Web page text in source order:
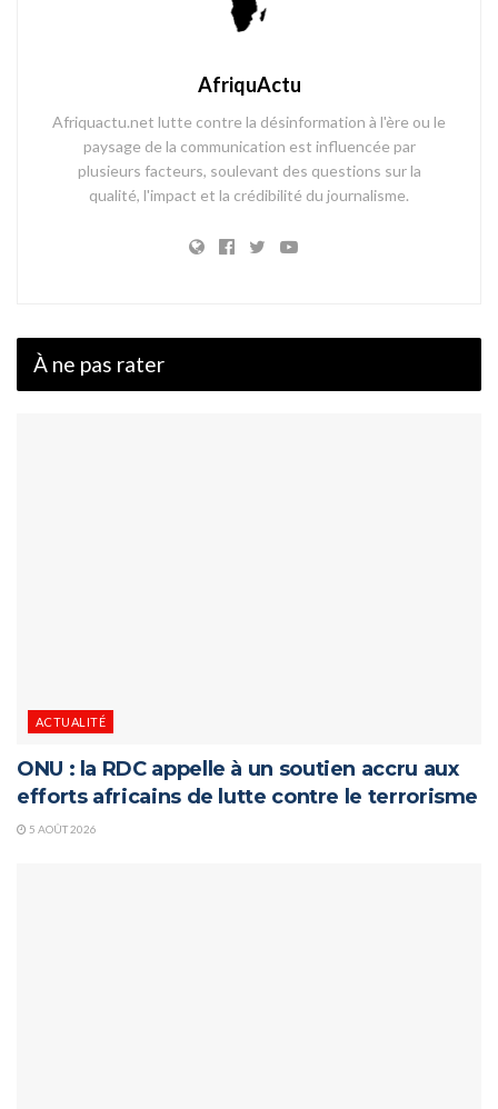
AfriquActu
Afriquactu.net lutte contre la désinformation à l'ère ou le
paysage de la communication est influencée par
plusieurs facteurs, soulevant des questions sur la
qualité, l'impact et la crédibilité du journalisme.
À ne pas rater
ACTUALITÉ
ONU : la RDC appelle à un soutien accru aux
efforts africains de lutte contre le terrorisme
5 AOÛT 2026